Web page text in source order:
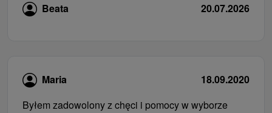
Beata 20.07.2026
Maria
18.09.2020
Byłem zadowolony z chęci i pomocy w wyborze